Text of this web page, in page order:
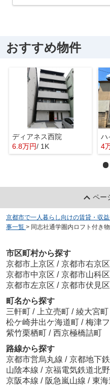
おすすめ物件
ディアネス西院
6.8万円/ 1K
ハ
4
ペー
京都市で一人暮らし向けの賃貸・収
事一覧 > 同志社通学圏内ロフト付き
市区町村から探す
京都市上京区 / 京都市右京区
京都市中京区 / 京都市山科区
京都市左京区 / 京都市伏見区
町名から探す
三軒町 / 上立売町 / 綾大宮町
松ケ崎井出ケ海道町 / 梅津
紫竹栗栖町 / 西京極橋詰町
路線から探す
京都市営烏丸線 / 京都地下
山陰本線 / 京福電気鉄道北
京阪本線 / 阪急嵐山線 / 東海